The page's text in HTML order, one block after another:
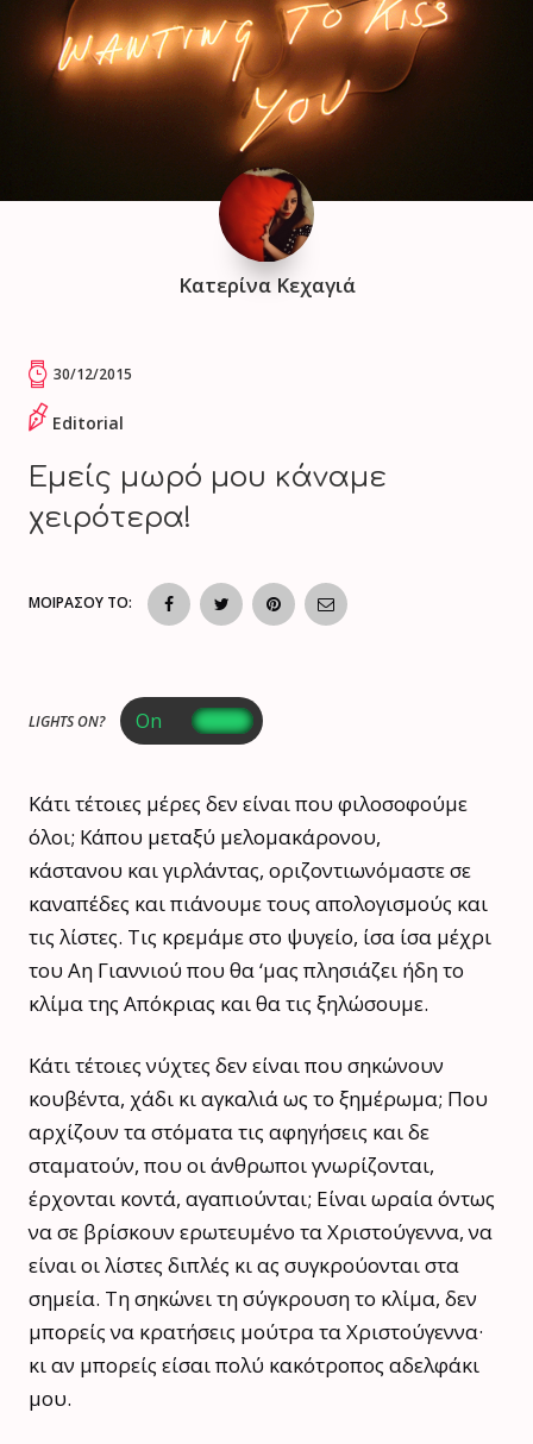
Κατερίνα Κεχαγιά
30/12/2015
Editorial
Εμείς μωρό μου κάναμε
χειρότερα!
ΜΟΙΡΑΣΟΥ ΤΟ:
LIGHTS ON?
Κάτι τέτοιες μέρες δεν είναι που φιλοσοφούμε
όλοι; Κάπου μεταξύ μελομακάρονου,
κάστανου και γιρλάντας, οριζοντιωνόμαστε σε
καναπέδες και πιάνουμε τους απολογισμούς και
τις λίστες. Τις κρεμάμε στο ψυγείο, ίσα ίσα μέχρι
του Αη Γιαννιού που θα ‘μας πλησιάζει ήδη το
κλίμα της Απόκριας και θα τις ξηλώσουμε.
Κάτι τέτοιες νύχτες δεν είναι που σηκώνουν
κουβέντα, χάδι κι αγκαλιά ως το ξημέρωμα; Που
αρχίζουν τα στόματα τις αφηγήσεις και δε
σταματούν, που οι άνθρωποι γνωρίζονται,
έρχονται κοντά, αγαπιούνται; Είναι ωραία όντως
να σε βρίσκουν ερωτευμένο τα Χριστούγεννα, να
είναι οι λίστες διπλές κι ας συγκρούονται στα
σημεία. Τη σηκώνει τη σύγκρουση το κλίμα, δεν
μπορείς να κρατήσεις μούτρα τα Χριστούγεννα·
κι αν μπορείς είσαι πολύ κακότροπος αδελφάκι
μου.